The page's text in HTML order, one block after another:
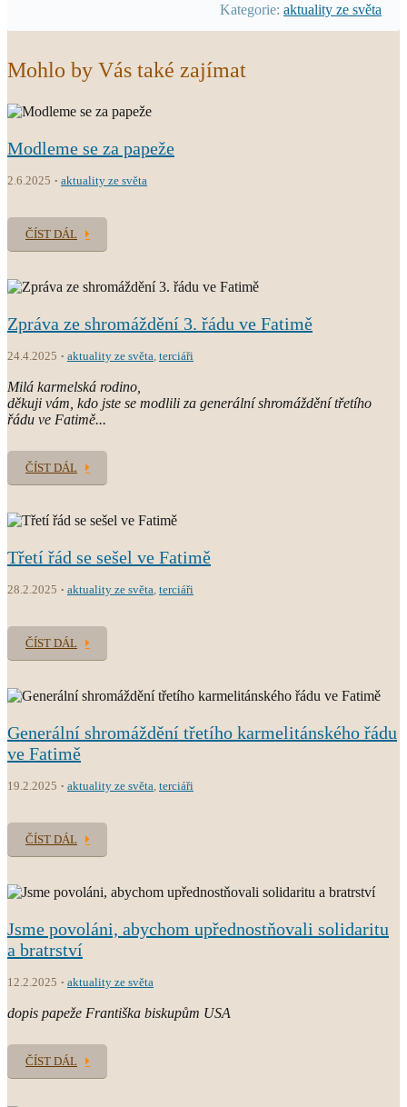
Kategorie: aktuality ze světa
Mohlo by Vás také zajímat
Modleme se za papeže
2.6.2025 aktuality ze světa
ČÍST DÁL
Zpráva ze shromáždění 3. řádu ve Fatimě
24.4.2025 aktuality ze světa terciáři
Milá karmelská rodino,
děkuji vám, kdo jste se modlili za generální shromáždění třetího
řádu ve Fatimě...
ČÍST DÁL
Třetí řád se sešel ve Fatimě
28.2.2025 aktuality ze světa terciáři
ČÍST DÁL
Generální shromáždění třetího karmelitánského řádu
ve Fatimě
19.2.2025 aktuality ze světa terciáři
ČÍST DÁL
Jsme povoláni, abychom upřednostňovali solidaritu
a bratrství
12.2.2025 aktuality ze světa
dopis papeže Františka biskupům USA
ČÍST DÁL